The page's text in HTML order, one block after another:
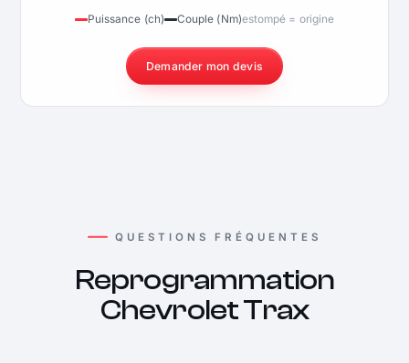
Puissance (ch) Couple (Nm)estompé = origine
Demander mon devis
QUESTIONS FRÉQUENTES
Reprogrammation
Chevrolet Trax